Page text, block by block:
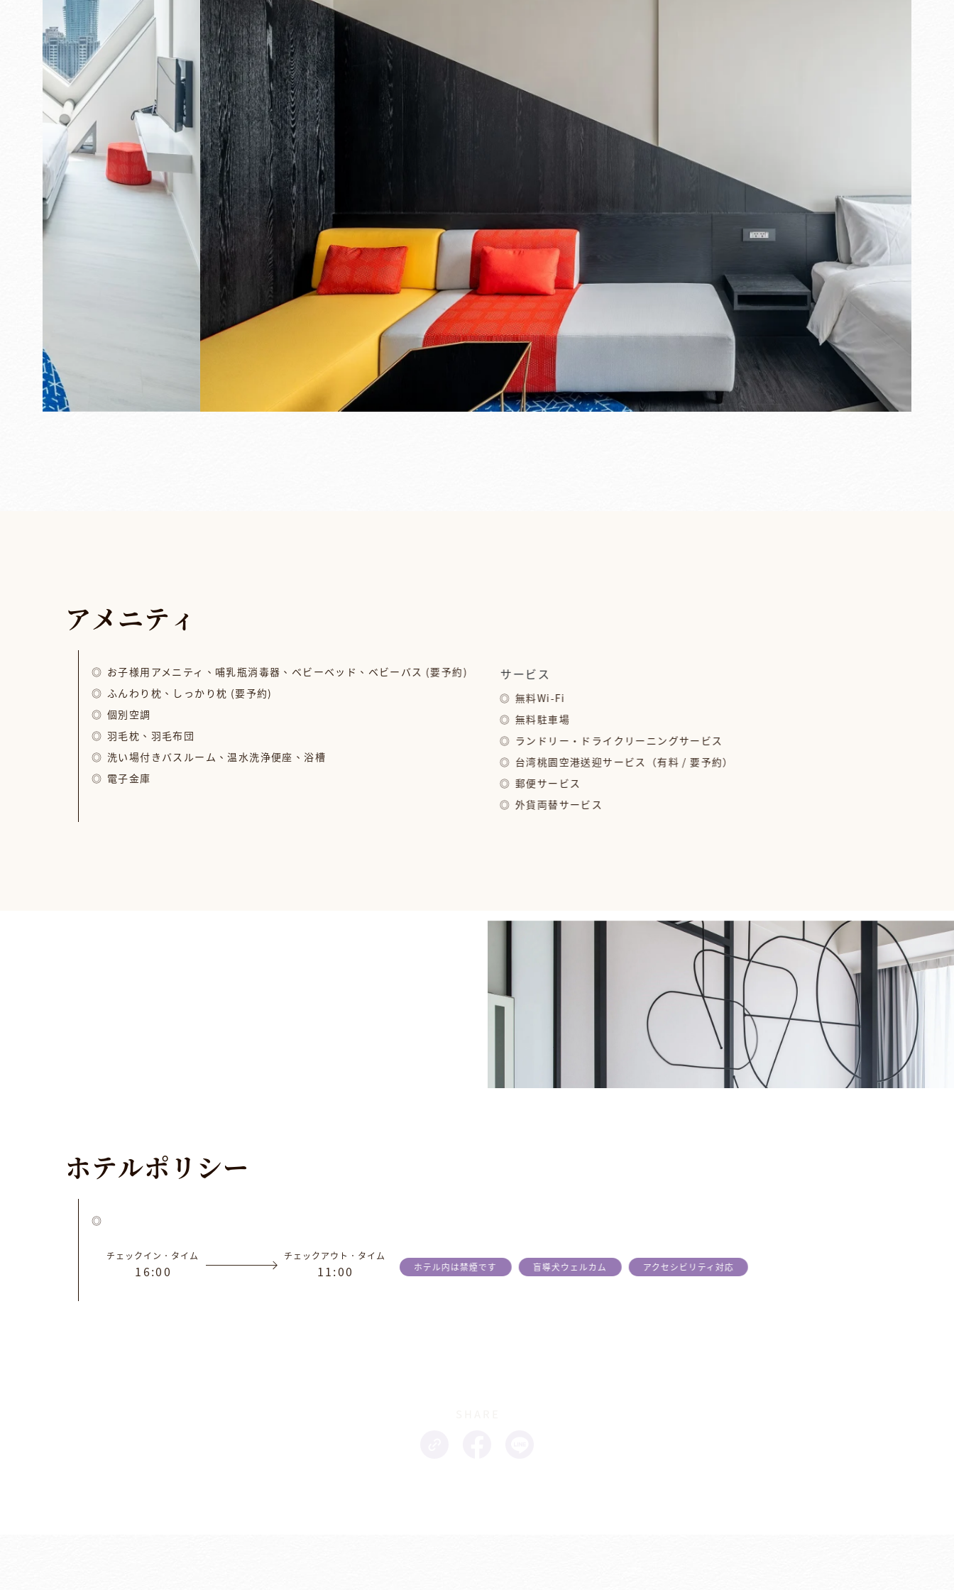
アメニティ
お子様用アメニティ、哺乳瓶消毒器、ベビーベッド、ベビーバス (要予約)
ふんわり枕、しっかり枕 (要予約)
個別空調
羽毛枕、羽毛布団
洗い場付きバスルーム、温水洗浄便座、浴槽
電子金庫
サービス
無料Wi-Fi
無料駐車場
ランドリー・ドライクリーニングサービス
台湾桃園空港送迎サービス（有料 / 要予約）
郵便サービス
外貨両替サービス
ホテルポリ シー
チェックイン．タイム
16:00
チェックアウト．タイム
11:00 ホテル内は禁煙です 盲導犬ウェルカム アクセシビリティ対応